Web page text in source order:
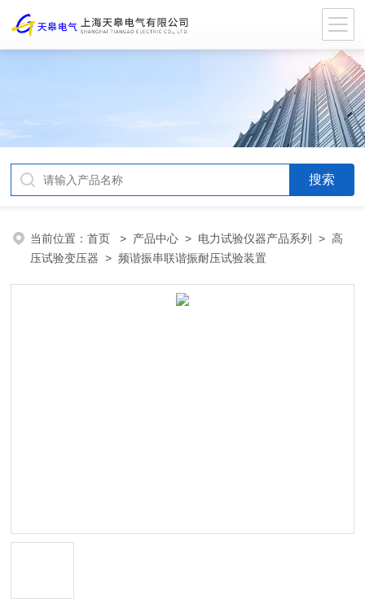
当前位置：首页 > 产品中心 > 电力试验仪器产品系列 >高
压试验变压器 > 频谐振串联谐振耐压试验装置